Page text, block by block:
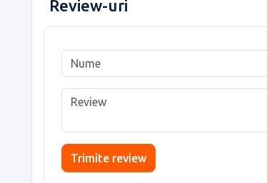
Review-uri
Trimite review